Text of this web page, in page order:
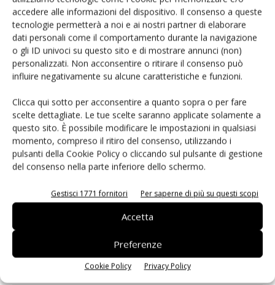
accedere alle informazioni del dispositivo. Il consenso a queste
tecnologie permetterà a noi e ai nostri partner di elaborare
dati personali come il comportamento durante la navigazione
o gli ID univoci su questo sito e di mostrare annunci (non)
personalizzati. Non acconsentire o ritirare il consenso può
influire negativamente su alcune caratteristiche e funzioni.
Clicca qui sotto per acconsentire a quanto sopra o per fare
scelte dettagliate. Le tue scelte saranno applicate solamente a
questo sito. È possibile modificare le impostazioni in qualsiasi
momento, compreso il ritiro del consenso, utilizzando i
pulsanti della Cookie Policy o cliccando sul pulsante di gestione
del consenso nella parte inferiore dello schermo.
Gestisci 1771 fornitori Per saperne di più su questi scopi
Accetta
Preferenze
Cookie Policy Privacy Policy
esempio quando si ha a che fare con pazienti obesi,
neonati o pelli particolarmente scure), facilitando le fasi
operative. L’incontro con Elemaster ha permesso a questa
start-up di creare prototipi e sviluppare una produzione di
tipo industriale. Altro caso di successo è quello diD-Orbit
prima del lancio e permettere loro il rientro nell’atmosfera
una volta terminata la missione. Partendo dalla condizione
secondo cui il 70% dei satelliti rimangono nello spazio
anche dopo il loro utilizzo, D-Orbit si prefigge di arrestare
l’aumento della concentrazione di oggetti che ruotano nello
spazio, all’insegna di un futuro sostenibile per l’industria
spaziale. Ed è partendo dalla collaborazione con queste
realtà che Elemaster punta a realizzare un modello di
successo ma anche a creare i presupposti per un mercato